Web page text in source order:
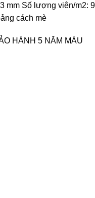
mm Số lượng viên/m2: 9
cách mè
HÀNH 5 NĂM MÀU